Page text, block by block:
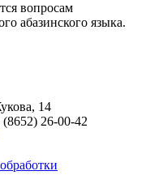
вопросам
абазинского языка.
14
26-00-42